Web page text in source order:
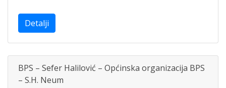
Detalji
BPS – Sefer Halilović – Općinska organizacija BPS
– S.H. Neum